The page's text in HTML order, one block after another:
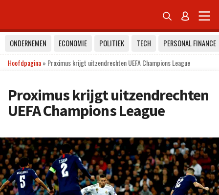
 
ONDERNEMEN ECONOMIE POLITIEK TECH
PERSONAL FINANCE
Hoofdpagina» Proximus krijgt uitzendrechten UEFA Champions League
Proximus krijgt uitzendrechten
UEFA Champions League